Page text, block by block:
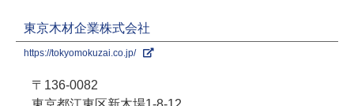
東京木材企業株式会社
https://tokyomokuzai.co.jp/
〒136-0082